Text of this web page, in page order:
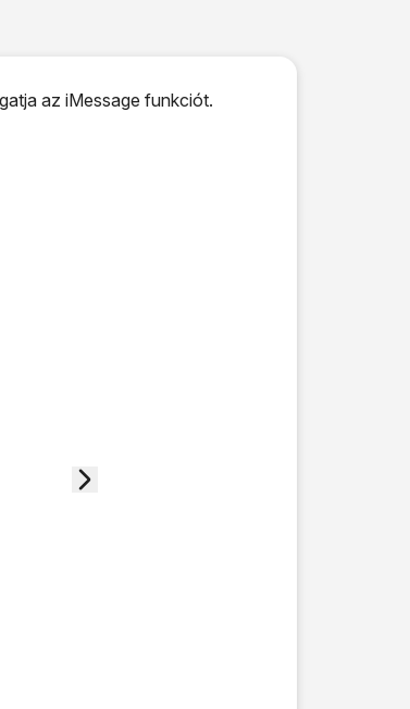
az iMessage funkciót.